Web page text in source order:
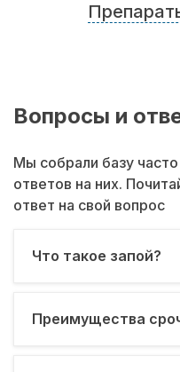
Вопросы и
Мы собрали базу
ответов на них.
ответ на свой вопрос
Что такое запой?
Преимущества